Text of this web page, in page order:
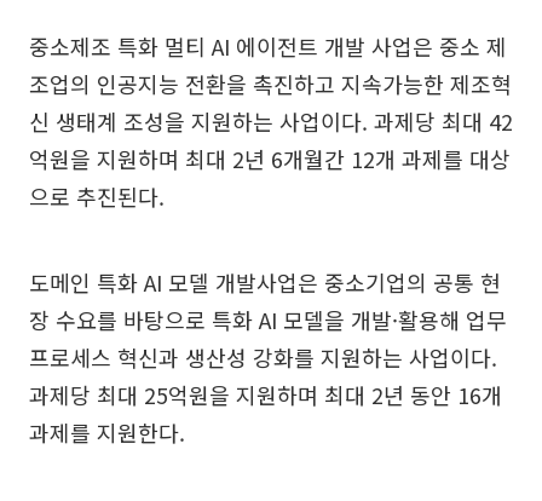
중소제조 특화 멀티 AI 에이전트 개발 사업은 중소 제
조업의 인공지능 전환을 촉진하고 지속가능한 제조혁
신 생태계 조성을 지원하는 사업이다. 과제당 최대 42
억원을 지원하며 최대 2년 6개월간 12개 과제를 대상
으로 추진된다.
도메인 특화 AI 모델 개발사업은 중소기업의 공통 현
장 수요를 바탕으로 특화 AI 모델을 개발·활용해 업무
프로세스 혁신과 생산성 강화를 지원하는 사업이다.
과제당 최대 25억원을 지원하며 최대 2년 동안 16개
과제를 지원한다.